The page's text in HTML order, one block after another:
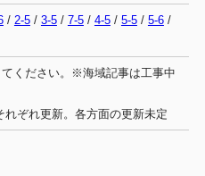
/ 2-5/ 3-5/ 7-5/ 4-5/ 5-5/ 5-6/
ください。※海域記事は工事中
ぞれ更新。各方面の更新未定